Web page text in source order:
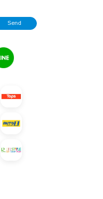
Send